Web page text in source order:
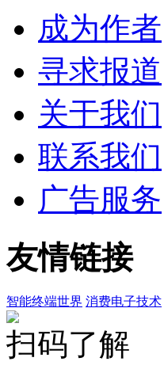
成为作者
寻求报道
关于我们
联系我们
广告服务
友情链接
智能终端世界 消费电子技术
扫码了解